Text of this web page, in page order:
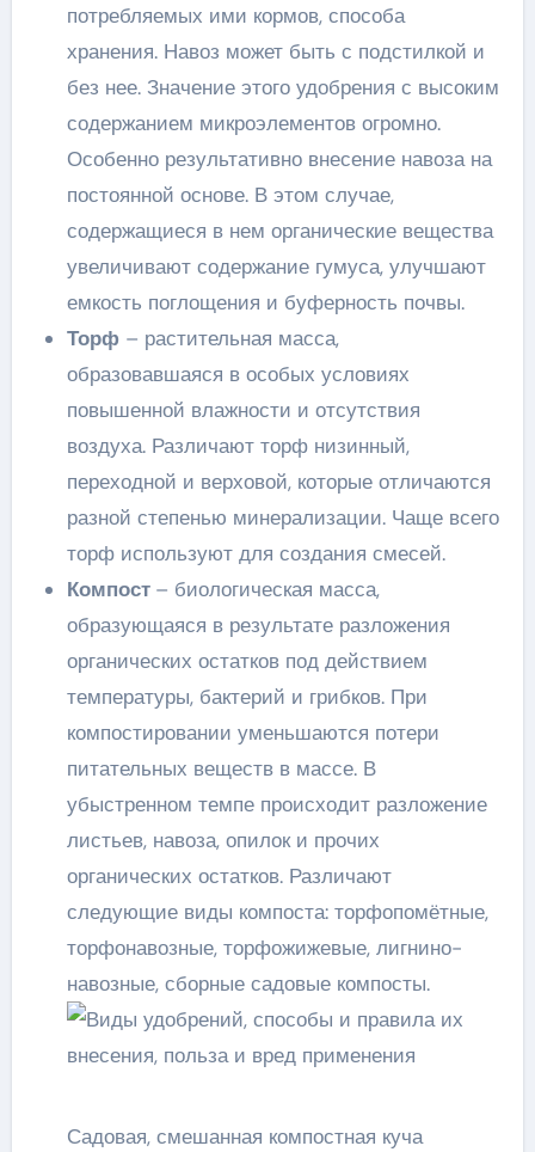
потребляемых ими кормов, способа
хранения. Навоз может быть с подстилкой и
без нее. Значение этого удобрения с высоким
содержанием микроэлементов огромно.
Особенно результативно внесение навоза на
постоянной основе. В этом случае,
содержащиеся в нем органические вещества
увеличивают содержание гумуса, улучшают
емкость поглощения и буферность почвы.
Торф– растительная масса,
образовавшаяся в особых условиях
повышенной влажности и отсутствия
воздуха. Различают торф низинный,
переходной и верховой, которые отличаются
разной степенью минерализации. Чаще всего
торф используют для создания смесей.
Компост – биологическая масса,
образующаяся в результате разложения
органических остатков под действием
температуры, бактерий и грибков. При
компостировании уменьшаются потери
питательных веществ в массе. В
убыстренном темпе происходит разложение
листьев, навоза, опилок и прочих
органических остатков. Различают
следующие виды компоста: торфопомётные,
торфонавозные, торфожижевые, лигнино-
навозные, сборные садовые компосты.
Садовая, смешанная компостная куча